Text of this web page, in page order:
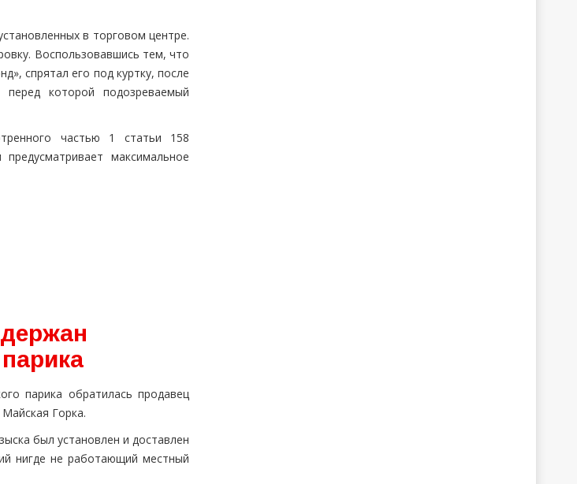
в торговом центре.
Воспользовавшись тем, что
спрятал его под куртку, после
которой подозреваемый
частью 1 статьи 158
максимальное
парика обратилась продавец
Горка.
был установлен и доставлен
нигде не работающий местный